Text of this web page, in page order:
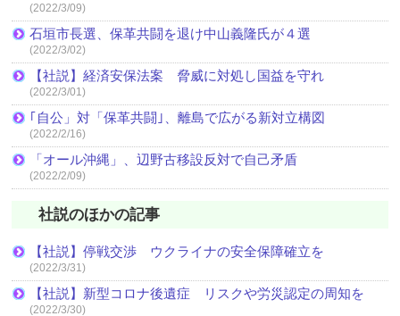
(2022/3/09)
石垣市長選、保革共闘を退け中山義隆氏が４選
(2022/3/02)
【社説】経済安保法案 脅威に対処し国益を守れ
(2022/3/01)
｢自公」対「保革共闘｣、離島で広がる新対立構図
(2022/2/16)
「オール沖縄」、辺野古移設反対で自己矛盾
(2022/2/09)
社説のほかの記事
【社説】停戦交渉 ウクライナの安全保障確立を
(2022/3/31)
【社説】新型コロナ後遺症 リスクや労災認定の周知を
(2022/3/30)